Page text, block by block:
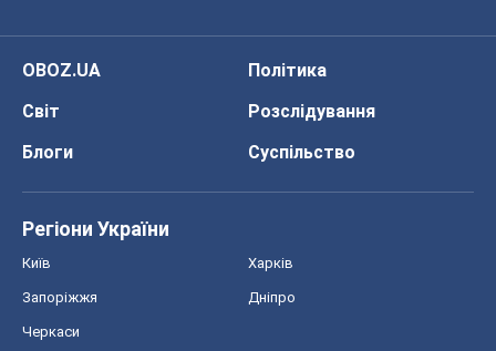
OBOZ.UA
Політика
Світ
Розслідування
Блоги
Суспільство
Регіони України
Київ Харків
Запоріжжя Дніпро
Черкаси